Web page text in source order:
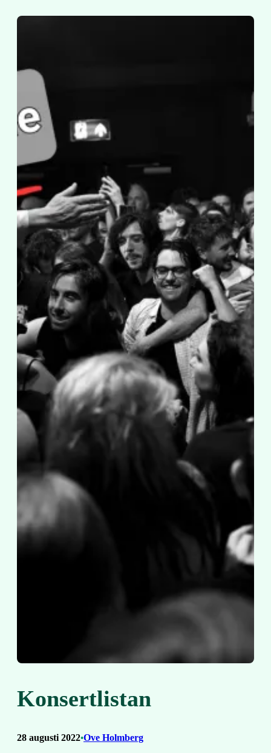
Konsertlistan
28 augusti 2022•Ove Holmberg